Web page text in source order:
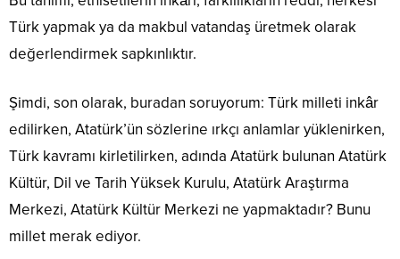
Türk yapmak ya da makbul vatandaş üretmek olarak
değerlendirmek sapkınlıktır.
Şimdi, son olarak, buradan soruyorum: Türk milleti inkâr
edilirken, Atatürk’ün sözlerine ırkçı anlamlar yüklenirken,
Türk kavramı kirletilirken, adında Atatürk bulunan Atatürk
Kültür, Dil ve Tarih Yüksek Kurulu, Atatürk Araştırma
Merkezi, Atatürk Kültür Merkezi ne yapmaktadır? Bunu
millet merak ediyor.